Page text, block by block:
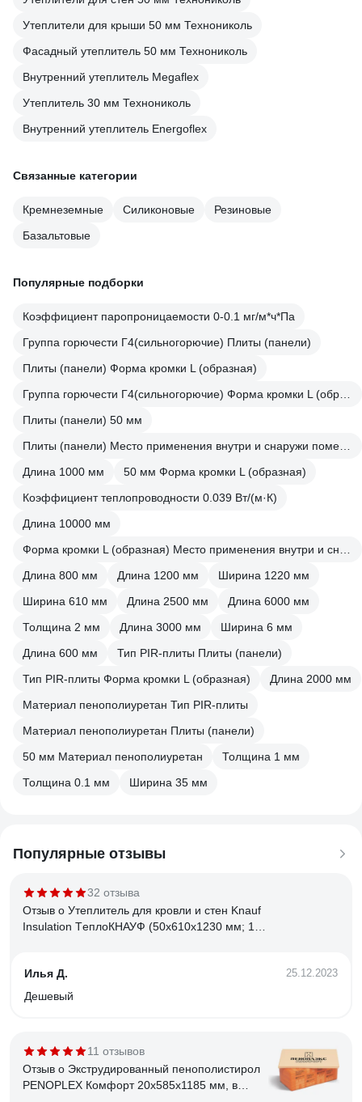
Утеплители для крыши 50 мм Технониколь
Фасадный утеплитель 50 мм Технониколь
Внутренний утеплитель Megaflex
Утеплитель 30 мм Технониколь
Внутренний утеплитель Energoflex
Связанные категории
Кремнеземные Силиконовые
Резиновые
Базальтовые
Популярные подборки
Коэффициент паропроницаемости 0-0.1 мг/м*ч*Па
Группа горючести Г4(сильногорючие) Плиты (панели)
Плиты (панели) Форма кромки L (образная)
Плиты (панели) 50 мм
Длина 1000 мм
50 мм Форма кромки L (образная)
Коэффициент теплопроводности 0.039 Вт/(м·К)
Длина 10000 мм
Длина 800 мм
Длина 1200 мм
Ширина 1220 мм
Ширина 610 мм
Длина 2500 мм
Длина 6000 мм
Толщина 2 мм
Длина 3000 мм
Ширина 6 мм
Длина 600 мм
Тип PIR-плиты Плиты (панели)
Тип PIR-плиты Форма кромки L (образная)
Длина 2000 мм
Материал пенополиуретан Тип PIR-плиты
Материал пенополиуретан Плиты (панели)
50 мм Материал пенополиуретан
Толщина 1 мм
Толщина 0.1 мм
Ширина 35 мм
Популярные отзывы
32 отзыва
Отзыв о Утеплитель для кровли и стен Knauf
Insulation TеплоКНАУФ (50x610x1230 мм; 12
Илья Д. 25.12.2023
Дешевый
11 отзывов
Отзыв о Экструдированный пенополистирол
PENOPLEX Комфорт 20x585x1185 мм, в